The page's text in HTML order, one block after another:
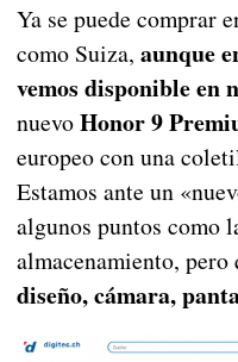
Ya se puede comprar
como Suiza, aunque
vemos disponible en
nuevoHonor 9
europeo con una
Estamos ante un
algunos puntos como
almacenamiento, pero
diseño, cámara,